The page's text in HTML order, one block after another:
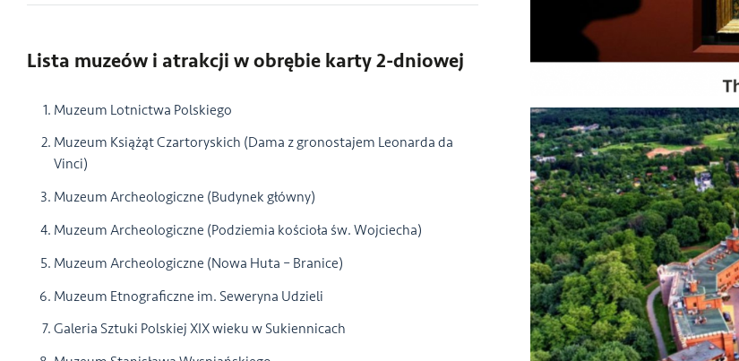
Lista muzeów i atrakcji w obrębie karty 2-dniowej
Muzeum Lotnictwa Polskiego
Muzeum Książąt Czartoryskich (Dama z gronostajem Leonarda da
Vinci)
Muzeum Archeologiczne (Budynek główny)
Muzeum Archeologiczne (Podziemia kościoła św. Wojciecha)
Muzeum Archeologiczne (Nowa Huta – Branice)
Muzeum Etnograficzne im. Seweryna Udzieli
Galeria Sztuki Polskiej XIX wieku w Sukiennicach